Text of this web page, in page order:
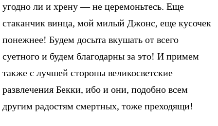
угодно ли и хрену — не церемоньтесь. Еще
стаканчик винца, мой милый Джонс, еще кусочек
понежнее! Будем досыта вкушать от всего
суетного и будем благодарны за это! И примем
также с лучшей стороны великосветские
развлечения Бекки, ибо и они, подобно всем
другим радостям смертных, тоже преходящи!